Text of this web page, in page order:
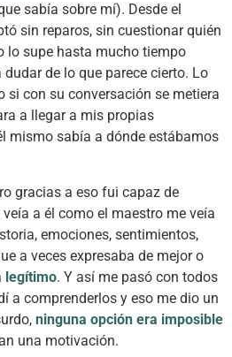
sabía sobre mí). Desde el
sin reparos, sin cuestionar quién
lo supe hasta mucho tiempo
de lo que parece cierto. Lo
si con su conversación se metiera
a llegar a mis propias
mismo sabía a dónde estábamos
gracias a eso fui capaz de
a él como el maestro me veía
emociones, sentimientos,
a veces expresaba de mejor o
legítimo. Y así me pasó con todos
a comprenderlos y eso me dio un
ninguna opción era imposible
una motivación.